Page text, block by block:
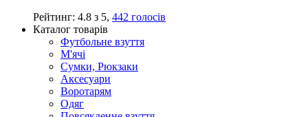
Рейтинг: 4.8 з 5, 442 голосів
Каталог товарів
Футбольне взуття
М'ячі
Сумки, Рюкзаки
Аксесуари
Воротарям
Одяг